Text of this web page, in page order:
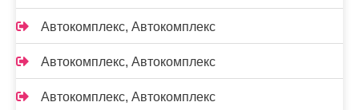
Автокомплекс, Автокомплекс
Автокомплекс, Автокомплекс
Автокомплекс, Автокомплекс